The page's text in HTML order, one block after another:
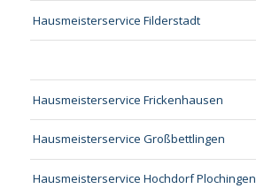
Hausmeisterservice Filderstadt
Hausmeisterservice Frickenhausen
Hausmeisterservice Großbettlingen
Hausmeisterservice Hochdorf Plochingen